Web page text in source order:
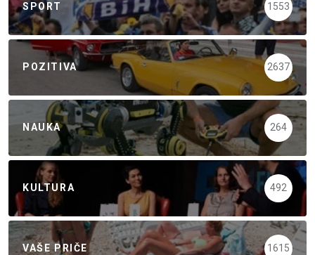
SPORT 1553
POZITIVA 2637
NAUKA 264
KULTURA 492
VAŠE PRIČE 1615